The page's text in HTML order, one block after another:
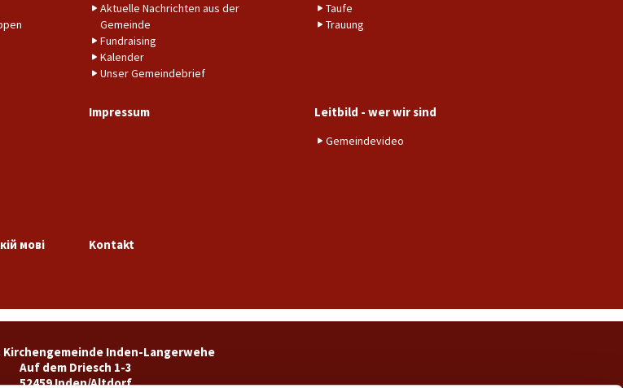
Aktuelle Nachrichten aus der
Gemeinde
Fundraising
Kalender
Unser Gemeindebrief
Taufe
Trauung
Impressum Leitbild - wer wir sind
Gemeindevideo
мові Kontakt
Kirchengemeinde Inden-Langerwehe
Auf dem Driesch 1-3
52459 Inden/Altdorf